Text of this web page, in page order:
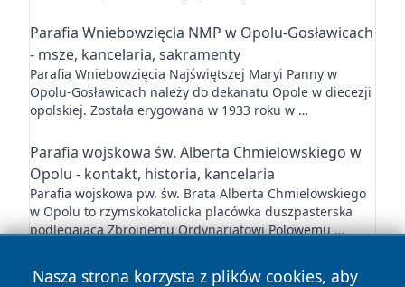
Parafia Wniebowzięcia NMP w Opolu-Gosławicach
- msze, kancelaria, sakramenty
Parafia Wniebowzięcia Najświętszej Maryi Panny w
Opolu-Gosławicach należy do dekanatu Opole w diecezji
opolskiej. Została erygowana w 1933 roku w …
Parafia wojskowa św. Alberta Chmielowskiego w
Opolu - kontakt, historia, kancelaria
Parafia wojskowa pw. św. Brata Alberta Chmielowskiego
w Opolu to rzymskokatolicka placówka duszpasterska
podlegająca Zbrojnemu Ordynariatowi Polowemu …
Nasza strona korzysta z plików cookies, aby